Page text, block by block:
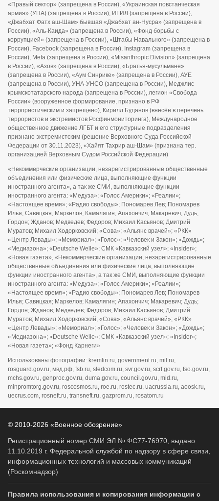
«Правый сектор» (запрещена в России), «Украинская повстанческая
армия» (УПА) (запрещена в России), ИГИЛ (запрещена в России),
«Джабхат Фатх аш-Шам» бывшая «Джабхат ан-Нусра» (запрещена в
России), «Аль-Каида» (запрещена в России), «Фонд борьбы с
коррупцией» (запрещена в России), «Штабы Навального» (запрещена в
России), Facebook (запрещена в России), Instagram (запрещена в
России), Meta (запрещена в России), «Misanthropic Division» (запрещена
в России), «Азов» (запрещена в России), «Братья-мусульмане»
(запрещена в России), «Аум Синрике» (запрещена в России), АУЕ
(запрещена в России), УНА-УНСО (запрещена в России), Меджлис
крымскотатарского народа (запрещена в России), легион «Свобода
России» (вооруженное формирование, признано в РФ
террористическим и запрещено), Кирилл Буданов (внесён в перечень
террористов и экстремистов Росфинмониторинга), Международное
общественное движение ЛГБТ и его структурные подразделения
признано экстремистским (решение Верховного Суда Российской
Федерации от 30.11.2023), «Хайят Тахрир аш-Шам» (признана тер.
организацией Верховным Судом Российской Федерации)
«Некоммерческие организации, незарегистрированные общественные
объединения или физические лица, выполняющие функции
иностранного агента», а так же СМИ, выполняющие функции
иностранного агента: «Медуза»; «Голос Америки»; «Реалии»;
«Настоящее время»; «Радио свободы»; Пономарев Лев; Пономарев
Илья; Савицкая; Маркелов; Камалягин; Апахончич; Макаревич; Дудь;
Гордон; Жданов; Медведев; Федоров; Михаил Касьянов; Дмитрий
Муратов; Михаил Ходорковский; «Сова»; «Альянс врачей»; «РКК»
«Центр Левады»; «Мемориал»; «Голос»; «Человек и Закон»; «Дождь»;
«Медиазона»; «Deutsche Welle»; СМК «Кавказский узел»; «Insider»;
«Новая газета», «Некоммерческие организации, незарегистрированные
общественные объединения или физические лица, выполняющие
функции иностранного агента», а так же СМИ, выполняющие функции
иностранного агента: «Медуза»; «Голос Америки»; «Реалии»;
«Настоящее время»; «Радио свободы»; Пономарев Лев; Пономарев
Илья; Савицкая; Маркелов; Камалягин; Апахончич; Макаревич; Дудь;
Гордон; Жданов; Медведев; Федоров; Михаил Касьянов; Дмитрий
Муратов; Михаил Ходорковский; «Сова»; «Альянс врачей»; «РКК»
«Центр Левады»; «Мемориал»; «Голос»; «Человек и Закон»; «Дождь»;
«Медиазона»; «Deutsche Welle»; СМК «Кавказский узел»; «Insider»;
«Новая газета»; «Фонд Карнеги»
Использованы фотографии: kremlin.ru, government.ru, mil.ru,
rosguard.gov.ru, мвд.рф, fsb.ru, sledcom.ru, svr.gov.ru, scrf.gov.ru, fso.gov.ru,
mchs.gov.ru, genproc.gov.ru, duma.gov.ru, council.gov.ru, mid.ru,
minpromtorg.gov.ru, roscosmos.ru, roe.ru, rostec.ru, uacrussia.ru, aoosk.ru,
uecrus.com, rosneft.ru, transneft.ru, gazprom.ru, rosatom.ru
© 2010-2026 «Военное обозрение»
Регистрационный номер СМИ ЭЛ № ФС77-76970, выдано
11.10.2019 г. Федеральной службой по надзору в сфере связи,
информационных технологий и массовых коммуникаций
(Роскомнадзор)
Правила использования и копирования информации с